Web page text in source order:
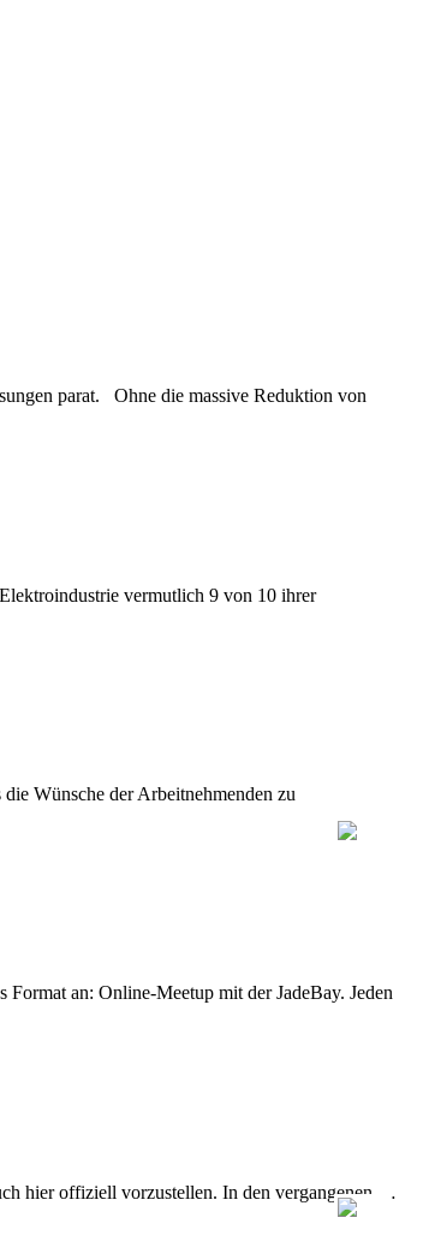
parat. Ohne die massive Reduktion von
vermutlich 9 von 10 ihrer
Wünsche der Arbeitnehmenden zu
an: Online-Meetup mit der JadeBay. Jeden
hier offiziell vorzustellen. In den vergangenen …